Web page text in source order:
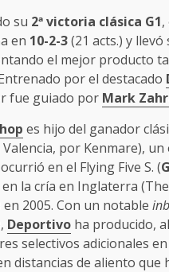
su 2ª victoria clásica G1
en 10-2-3(21 acts.) y
el mejor producto
por el destacado
fue guiado por Mark
es hijo del ganador
por Kenmare), un
en el Flying Five S. (
la cría en Inglaterra
en 2005. Con un notable
Deportivo ha producido,
selectivos adicionales en
distancias de aliento